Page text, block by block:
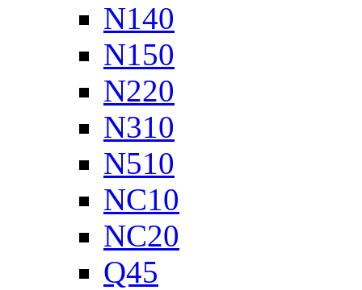
N140
N150
N220
N310
N510
NC10
NC20
Q45